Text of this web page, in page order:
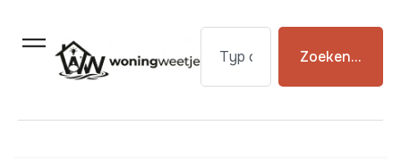
Zoeken...